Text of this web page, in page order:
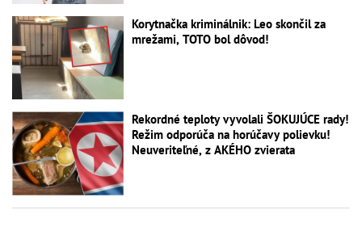
Korytnačka kriminálnik: Leo skončil za
mrežami, TOTO bol dôvod!
Rekordné teploty vyvolali ŠOKUJÚCE rady!
Režim odporúča na horúčavy polievku!
Neuveriteľné, z AKÉHO zvierata